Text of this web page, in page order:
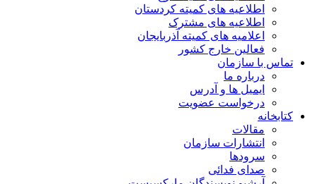
اطلاعیه های کمیته کردستان
اطلاعیه های مشترک
اعلامیه های کمیته آذربایجان
فعالین خارج کشور
تماس با سازمان
درباره ما
ایمیل ها و آدرس
درخواست عضویت
کتابخانه
مقالات
انتشارات سازمان
سرودها
صدای فدائی